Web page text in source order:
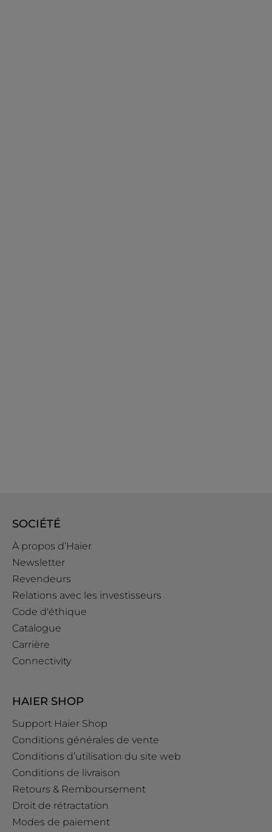
SOCIÉTÉ
À propos d’Haier
Newsletter
Revendeurs
Relations avec les investisseurs
Code d'éthique
Catalogue
Carrière
Connectivity
HAIER SHOP
Support Haier Shop
Conditions générales de vente
Conditions d’utilisation du site web
Conditions de livraison
Retours & Remboursement
Droit de rétractation
Modes de paiement